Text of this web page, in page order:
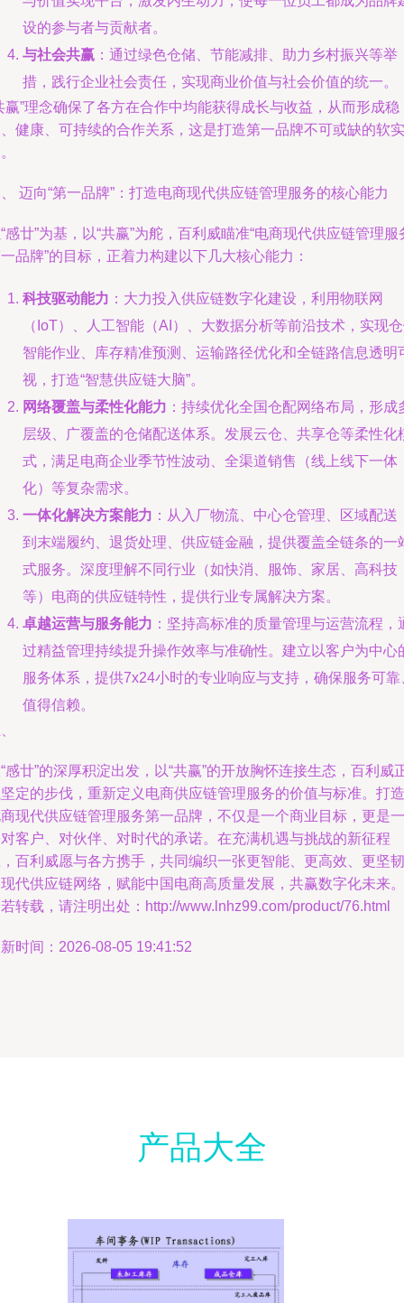
设的参与者与贡献者。
与社会共赢 ：通过绿色仓储、节能减排、助力乡村振兴等举
措，践行企业社会责任，实现商业价值与社会价值的统一。
赢”理念确保了各方在合作中均能获得成长与收益，从而形成稳
健康、可持续的合作关系，这是打造第一品牌不可或缺的软实
迈向“第一品牌”：打造电商现代供应链管理服务的核心能力
感廿”为基，以“共赢”为舵，百利威瞄准“电商现代供应链管理服
品牌”的目标，正着力构建以下几大核心能力：
科技驱动能力 ：大力投入供应链数字化建设，利用物联网
（IoT）、人工智能（AI）、大数据分析等前沿技术，实现
智能作业、库存精准预测、运输路径优化和全链路信息透明
视，打造“智慧供应链大脑”。
网络覆盖与柔性化能力 ：持续优化全国仓配网络布局，形成
层级、广覆盖的仓储配送体系。发展云仓、共享仓等柔性化
式，满足电商企业季节性波动、全渠道销售（线上线下一体
化）等复杂需求。
一体化解决方案能力 ：从入厂物流、中心仓管理、区域配送
到末端履约、退货处理、供应链金融，提供覆盖全链条的一
式服务。深度理解不同行业（如快消、服饰、家居、高科技
等）电商的供应链特性，提供行业专属解决方案。
卓越运营与服务能力 ：坚持高标准的质量管理与运营流程，
过精益管理持续提升操作效率与准确性。建立以客户为中心
服务体系，提供7x24小时的专业响应与支持，确保服务可靠
值得信赖。
感廿”的深厚积淀出发，以“共赢”的开放胸怀连接生态，百利威
定的步伐，重新定义电商供应链管理服务的价值与标准。打造
现代供应链管理服务第一品牌，不仅是一个商业目标，更是一
客户、对伙伴、对时代的承诺。在充满机遇与挑战的新征程
百利威愿与各方携手，共同编织一张更智能、更高效、更坚韧
代供应链网络，赋能中国电商高质量发展，共赢数字化未来。
转载，请注明出处：http://www.lnhz99.com/product/76.html
时间：2026-08-05 19:41:52
产品大全